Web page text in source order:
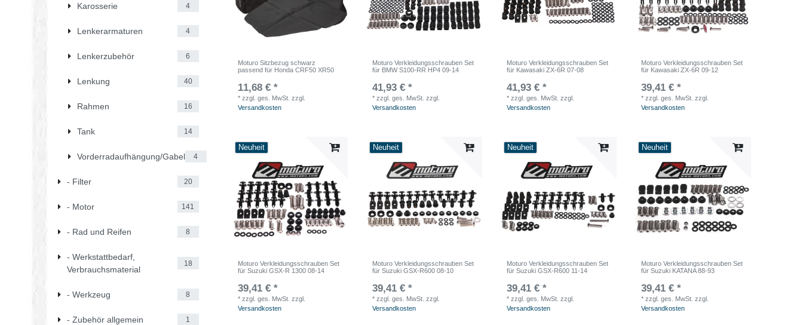
Karosserie 4
Lenkerarmaturen 4
Lenkerzubehör 6
Lenkung 40
Rahmen 16
Tank 14
Vorderradaufhängung/Gabel 4
- Filter 20
- Motor 141
- Rad und Reifen 8
- Werkstattbedarf,
Verbrauchsmaterial
18
- Werkzeug 8
- Zubehör allgemein 1
Moturo Sitzbezug schwarz
passend für Honda CRF50 XR50
11,68 € *
*zzgl. ges. MwSt. zzgl.
Versandkosten
Moturo Verkleidungsschrauben Set
für BMW S100-RR HP4 09-14
41,93 € *
*zzgl. ges. MwSt. zzgl.
Versandkosten
Moturo Verkleidungsschrauben Set
für Kawasaki ZX-6R 07-08
41,93 € *
*zzgl. ges. MwSt. zzgl.
Versandkosten
Moturo Verkleidungsschrauben Set
für Kawasaki ZX-6R 09-12
39,41 € *
*zzgl. ges. MwSt. zzgl.
Versandkosten
Neuheit
Moturo Verkleidungsschrauben Set
für Suzuki GSX-R 1300 08-14
39,41 € *
*zzgl. ges. MwSt. zzgl.
Versandkosten
Neuheit
Moturo Verkleidungsschrauben Set
für Suzuki GSX-R600 08-10
39,41 € *
*zzgl. ges. MwSt. zzgl.
Versandkosten
Neuheit
Moturo Verkleidungsschrauben Set
für Suzuki GSX-R600 11-14
39,41 € *
*zzgl. ges. MwSt. zzgl.
Versandkosten
Neuheit
Moturo Verkleidungsschrauben Set
für Suzuki KATANA 88-93
39,41 € *
*zzgl. ges. MwSt. zzgl.
Versandkosten